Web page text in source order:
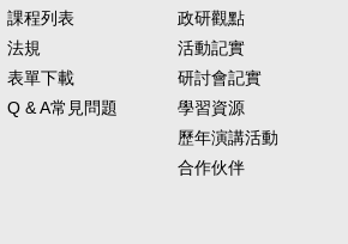
課程列表
法規
表單下載
Q & A常見問題
政研觀點
活動記實
研討會記實
學習資源
歷年演講活動
合作伙伴